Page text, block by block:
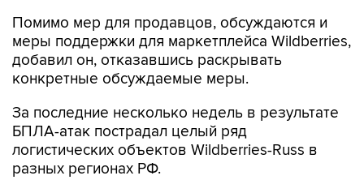
Помимо мер для продавцов, обсуждаются и
меры поддержки для маркетплейса Wildberries,
добавил он, отказавшись раскрывать
конкретные обсуждаемые меры.
За последние несколько недель в результате
БПЛА-атак пострадал целый ряд
логистических объектов Wildberries-Russ в
разных регионах РФ.